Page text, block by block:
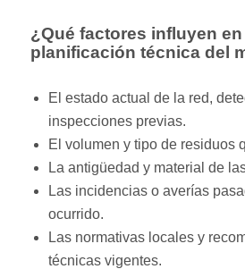
¿Qué factores influyen en
planificación técnica del
El estado actual de la red,
inspecciones previas.
El volumen y tipo de residuos
La antigüedad y material de
Las incidencias o averías
ocurrido.
Las normativas locales y
técnicas vigentes.